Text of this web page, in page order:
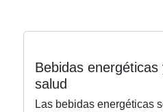
Bebidas
salud
Las bebidas energéticas